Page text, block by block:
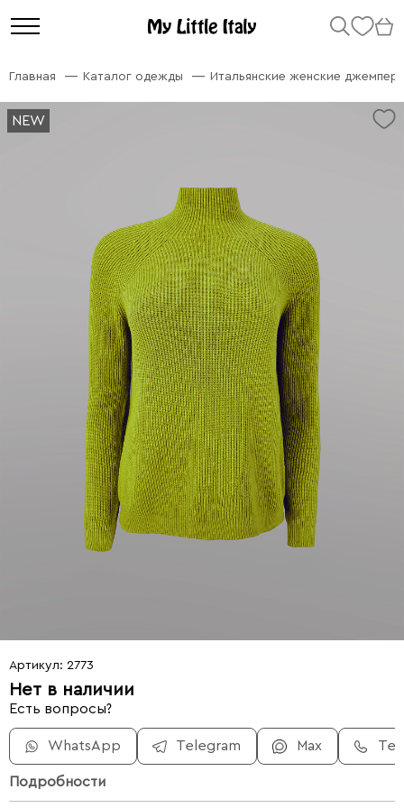
Главная Каталог одежды Итальянские женские
NEW
NEW
Артикул: 2773
Нет в наличии
Есть вопросы?
WhatsApp Telegram Max
Подробности